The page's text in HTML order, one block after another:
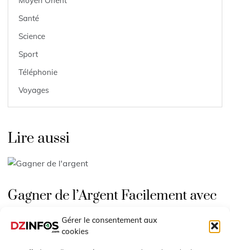
Gérer le consentement aux
cookies
Santé
Science
Sport
Téléphonie
Voyages
Lire aussi
Gagner de l’Argent Facilement avec
cet outil IA gratuit